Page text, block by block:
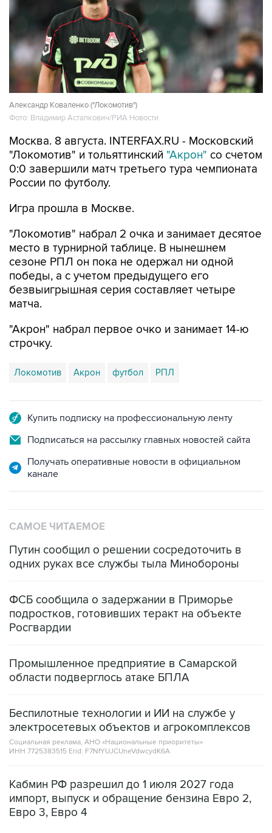
Александр Коваленко ("Локомотив")
Фото: Владимир Астапкович/РИА Новости
Москва. 8 августа. INTERFAX.RU - Московский
"Локомотив" и тольяттинский "Акрон" со счетом
0:0 завершили матч третьего тура чемпионата
России по футболу.
Игра прошла в Москве.
"Локомотив" набрал 2 очка и занимает десятое
место в турнирной таблице. В нынешнем
сезоне РПЛ он пока не одержал ни одной
победы, а с учетом предыдущего его
безвыигрышная серия составляет четыре
матча.
"Акрон" набрал первое очко и занимает 14-ю
строчку.
Локомотив Акрон футбол РПЛ
Купить подписку на профессиональную ленту
Подписаться на рассылку главных новостей сайта
Получать оперативные новости в официальном
канале
САМОЕ ЧИТАЕМОЕ
Путин сообщил о решении сосредоточить в
одних руках все службы тыла Минобороны
ФСБ сообщила о задержании в Приморье
подростков, готовивших теракт на объекте
Росгвардии
Промышленное предприятие в Самарской
области подверглось атаке БПЛА
Беспилотные технологии и ИИ на службе у
электросетевых объектов и агрокомплексов
Социальная реклама, АНО «Национальные приоритеты».
ИНН 7725383515 Erid: F7NfYUJCUneVdwcydK6A
Кабмин РФ разрешил до 1 июля 2027 года
импорт, выпуск и обращение бензина Евро 2,
Евро 3, Евро 4